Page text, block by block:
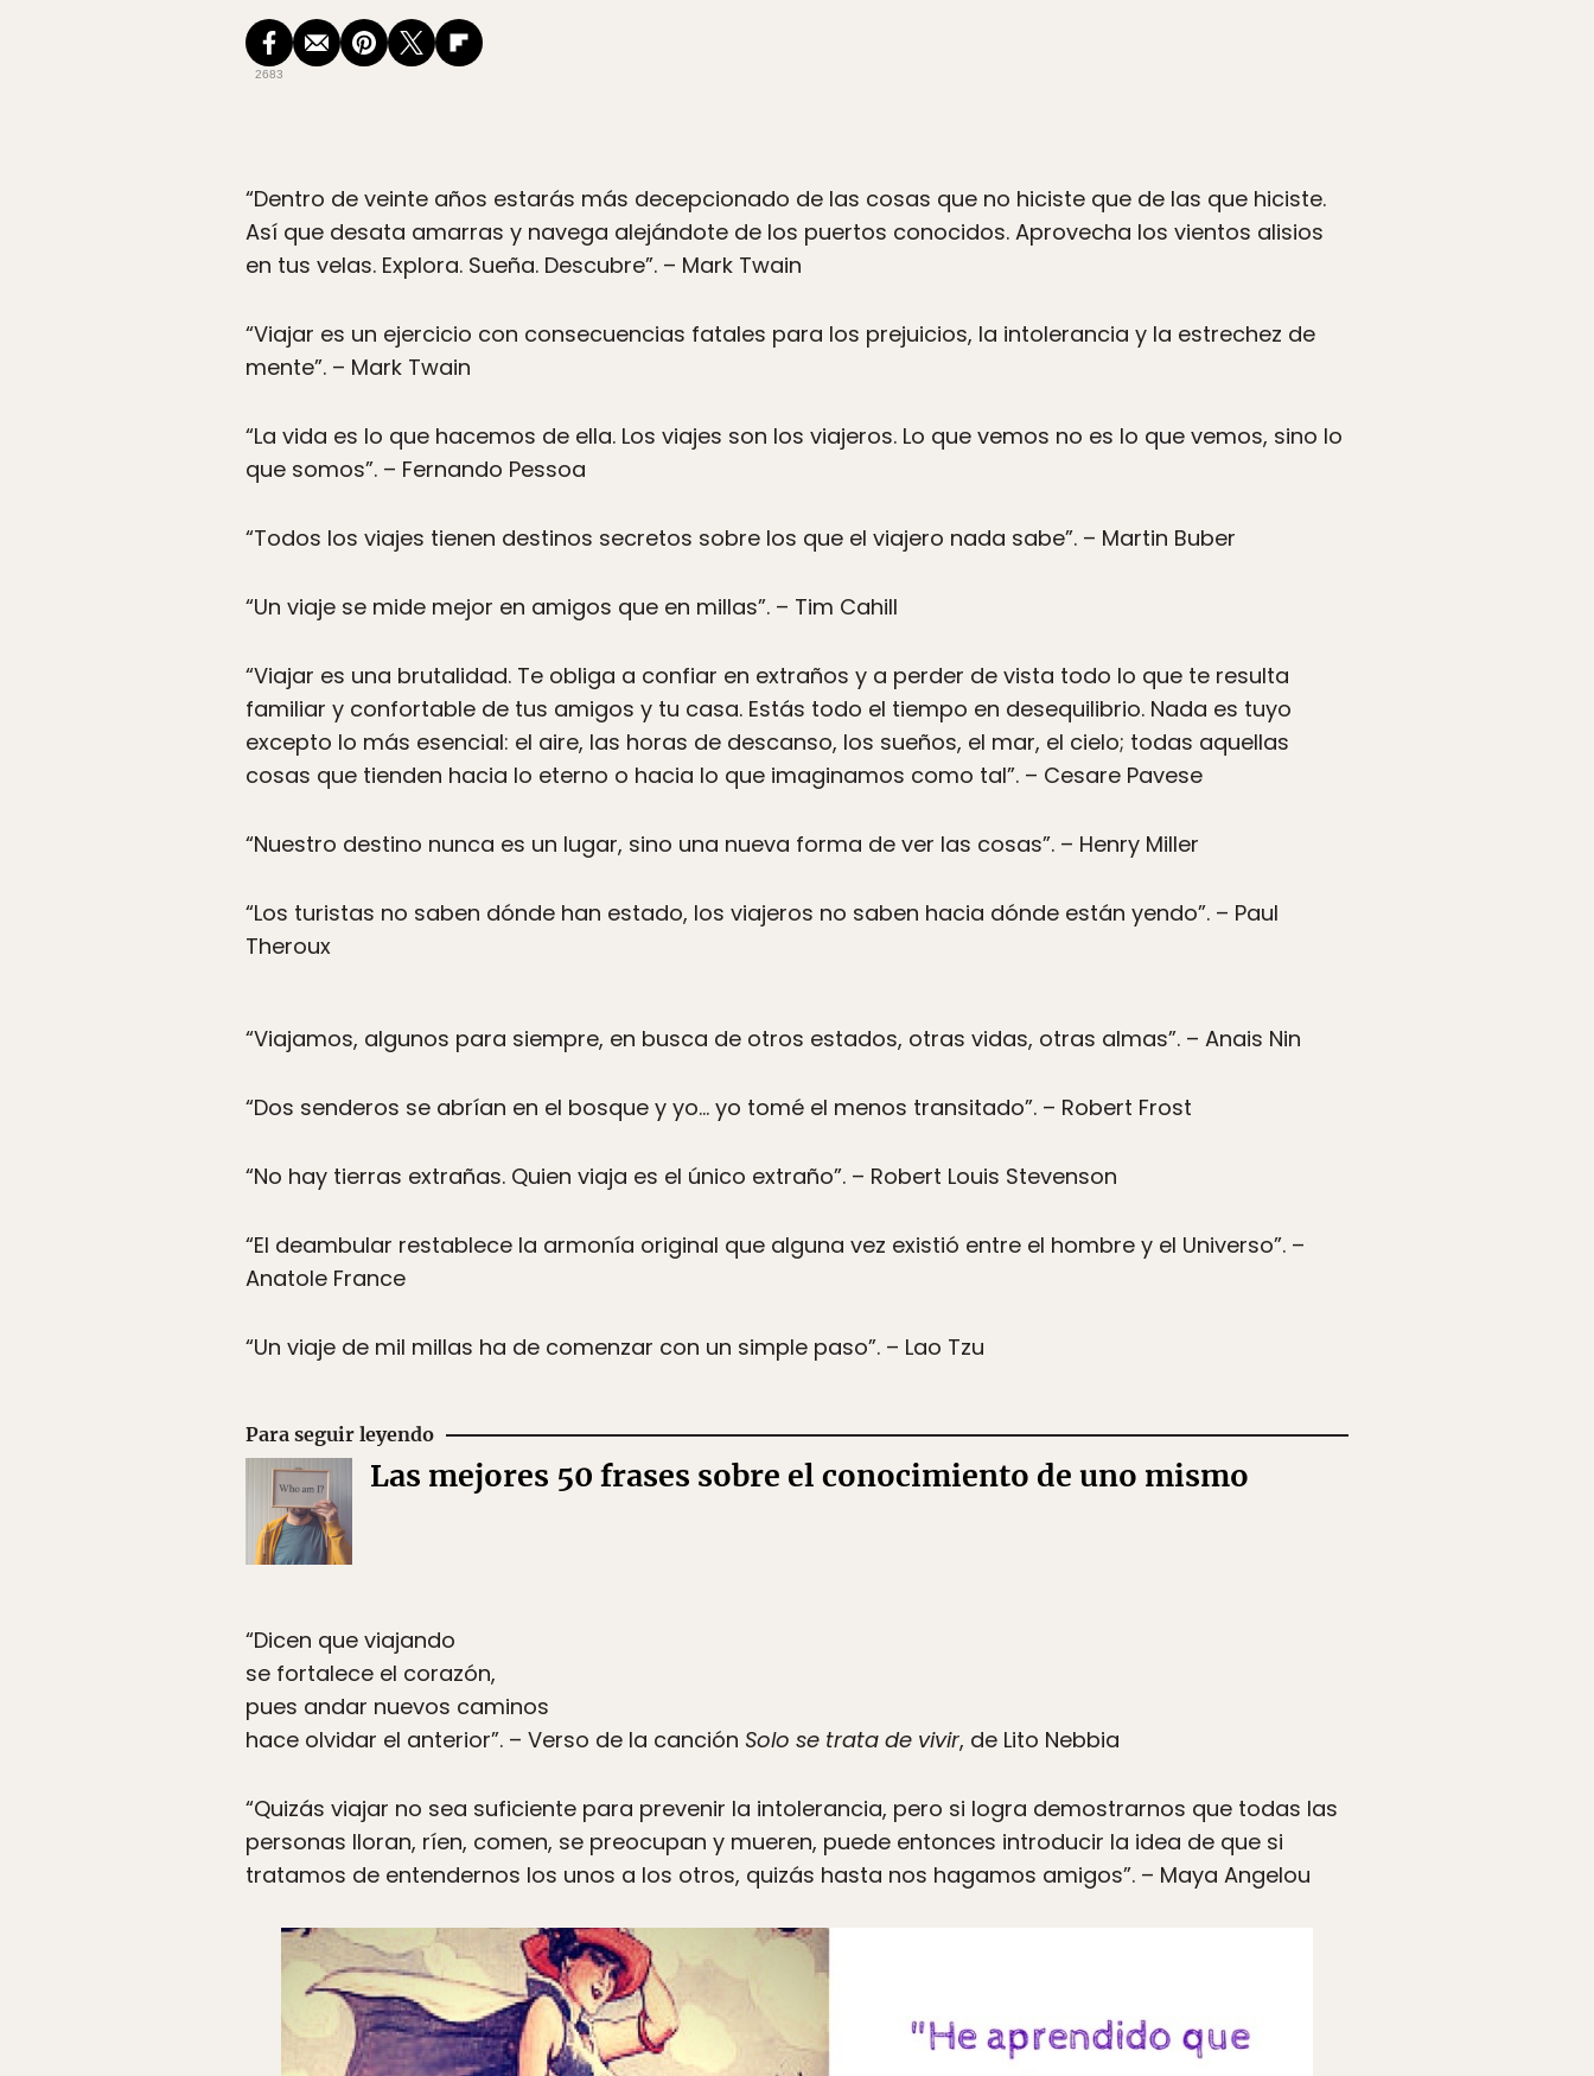
2683
“Dentro de veinte años estarás más decepcionado de las cosas que no hiciste que de las que hiciste.
Así que desata amarras y navega alejándote de los puertos conocidos. Aprovecha los vientos alisios
en tus velas. Explora. Sueña. Descubre”. – Mark Twain
“Viajar es un ejercicio con consecuencias fatales para los prejuicios, la intolerancia y la estrechez de
mente”. – Mark Twain
“La vida es lo que hacemos de ella. Los viajes son los viajeros. Lo que vemos no es lo que vemos, sino lo
que somos”. – Fernando Pessoa
“Todos los viajes tienen destinos secretos sobre los que el viajero nada sabe”. – Martin Buber
“Un viaje se mide mejor en amigos que en millas”. – Tim Cahill
“Viajar es una brutalidad. Te obliga a confiar en extraños y a perder de vista todo lo que te resulta
familiar y confortable de tus amigos y tu casa. Estás todo el tiempo en desequilibrio. Nada es tuyo
excepto lo más esencial: el aire, las horas de descanso, los sueños, el mar, el cielo; todas aquellas
cosas que tienden hacia lo eterno o hacia lo que imaginamos como tal”. – Cesare Pavese
“Nuestro destino nunca es un lugar, sino una nueva forma de ver las cosas”. – Henry Miller
“Los turistas no saben dónde han estado, los viajeros no saben hacia dónde están yendo”. – Paul
Theroux
“Viajamos, algunos para siempre, en busca de otros estados, otras vidas, otras almas”. – Anais Nin
“Dos senderos se abrían en el bosque y yo… yo tomé el menos transitado”. – Robert Frost
“No hay tierras extrañas. Quien viaja es el único extraño”. – Robert Louis Stevenson
“El deambular restablece la armonía original que alguna vez existió entre el hombre y el Universo”. –
Anatole France
“Un viaje de mil millas ha de comenzar con un simple paso”. – Lao Tzu
Para seguir leyendo
Las mejores 50 frases sobre el conocimiento de uno mismo
“Dicen que viajando
se fortalece el corazón,
pues andar nuevos caminos
hace olvidar el anterior”. – Verso de la canción Solo se trata de vivir, de Lito Nebbia
“Quizás viajar no sea suficiente para prevenir la intolerancia, pero si logra demostrarnos que todas las
personas lloran, ríen, comen, se preocupan y mueren, puede entonces introducir la idea de que si
tratamos de entendernos los unos a los otros, quizás hasta nos hagamos amigos”. – Maya Angelou